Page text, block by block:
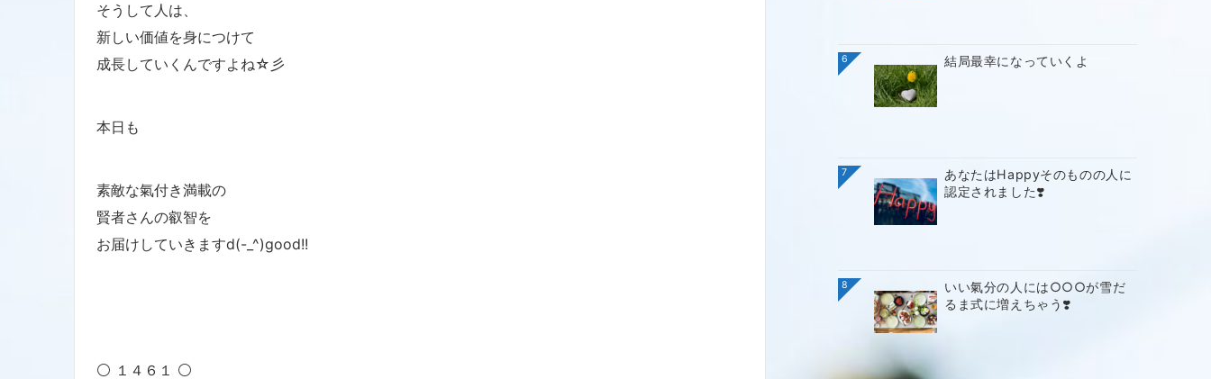
そうして人は、
新しい価値を身につけて
成長していくんですよね☆彡
本日も
素敵な氣付き満載の
賢者さんの叡智を
お届けしていきますd(-_^)good!!
⚪ １４６１ ⚪
6 結局最幸になっていくよ
7
あなたはHappyそのものの人に
認定されました❣️
8
いい氣分の人には○○○が雪だ
るま式に増えちゃう❣️